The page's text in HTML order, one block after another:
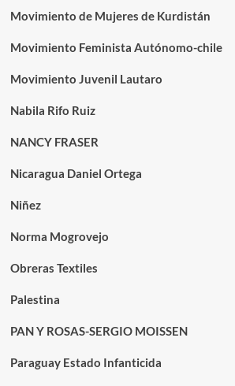
Movimiento de Mujeres de Kurdistán
Movimiento Feminista Autónomo-chile
Movimiento Juvenil Lautaro
Nabila Rifo Ruiz
NANCY FRASER
Nicaragua Daniel Ortega
Niñez
Norma Mogrovejo
Obreras Textiles
Palestina
PAN Y ROSAS-SERGIO MOISSEN
Paraguay Estado Infanticida